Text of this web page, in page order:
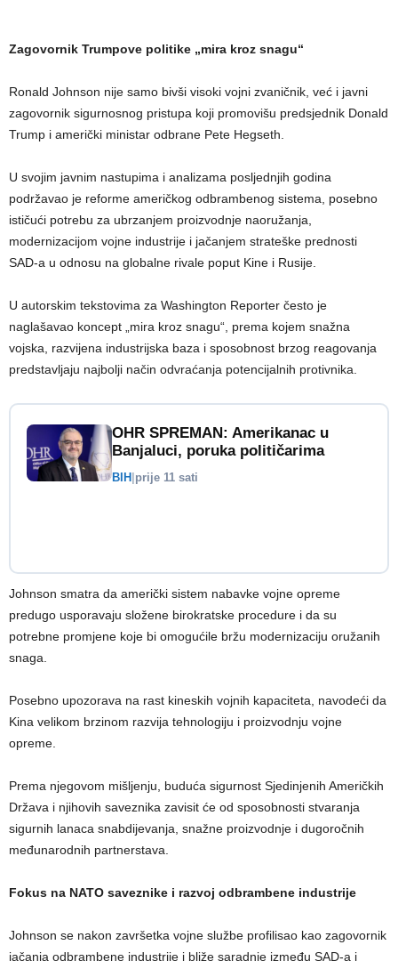
Zagovornik Trumpove politike „mira kroz snagu“
Ronald Johnson nije samo bivši visoki vojni zvaničnik, već i javni
zagovornik sigurnosnog pristupa koji promovišu predsjednik Donald
Trump i američki ministar odbrane Pete Hegseth.
U svojim javnim nastupima i analizama posljednjih godina
podržavao je reforme američkog odbrambenog sistema, posebno
ističući potrebu za ubrzanjem proizvodnje naoružanja,
modernizacijom vojne industrije i jačanjem strateške prednosti
SAD-a u odnosu na globalne rivale poput Kine i Rusije.
U autorskim tekstovima za Washington Reporter često je
naglašavao koncept „mira kroz snagu“, prema kojem snažna
vojska, razvijena industrijska baza i sposobnost brzog reagovanja
predstavljaju najbolji način odvraćanja potencijalnih protivnika.
OHR SPREMAN: Amerikanac u
Banjaluci, poruka političarima
BIH prije 11 sati
Johnson smatra da američki sistem nabavke vojne opreme
predugo usporavaju složene birokratske procedure i da su
potrebne promjene koje bi omogućile bržu modernizaciju oružanih
snaga.
Posebno upozorava na rast kineskih vojnih kapaciteta, navodeći da
Kina velikom brzinom razvija tehnologiju i proizvodnju vojne
opreme.
Prema njegovom mišljenju, buduća sigurnost Sjedinjenih Američkih
Država i njihovih saveznika zavisit će od sposobnosti stvaranja
sigurnih lanaca snabdijevanja, snažne proizvodnje i dugoročnih
međunarodnih partnerstava.
Fokus na NATO saveznike i razvoj odbrambene industrije
Johnson se nakon završetka vojne službe profilisao kao zagovornik
jačanja odbrambene industrije i bliže saradnje između SAD-a i